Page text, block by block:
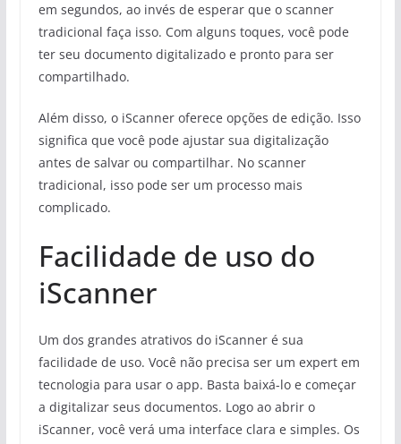
em segundos, ao invés de esperar que o scanner
tradicional faça isso. Com alguns toques, você pode
ter seu documento digitalizado e pronto para ser
compartilhado.
Além disso, o iScanner oferece opções de edição. Isso
significa que você pode ajustar sua digitalização
antes de salvar ou compartilhar. No scanner
tradicional, isso pode ser um processo mais
complicado.
Facilidade de uso do
iScanner
Um dos grandes atrativos do iScanner é sua
facilidade de uso. Você não precisa ser um expert em
tecnologia para usar o app. Basta baixá-lo e começar
a digitalizar seus documentos. Logo ao abrir o
iScanner, você verá uma interface clara e simples. Os